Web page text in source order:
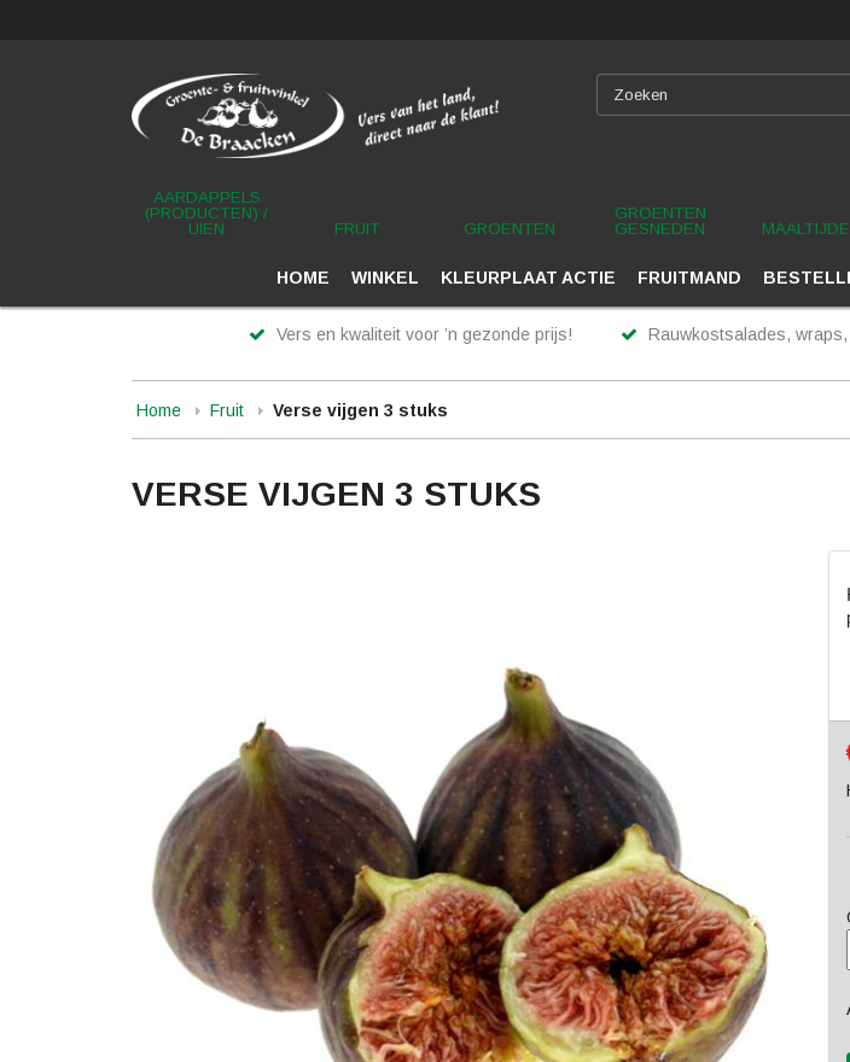
AARDAPPELS
(PRODUCTEN) /
UIEN
FRUIT GROENTEN
GROENTEN
GESNEDEN
HOME WINKEL KLEURPLAAT ACTIE FRUITMAND
Vers en kwaliteit voor ’n gezonde prijs! Rauwkostsalades,
Home Fruit Verse vijgen 3 stuks
VERSE VIJGEN 3 STUKS